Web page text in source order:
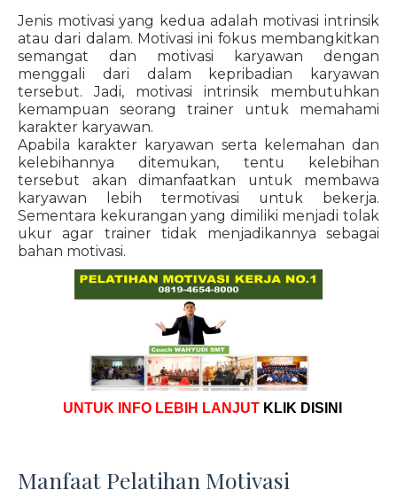
Jenis motivasi yang kedua adalah motivasi intrinsik
atau dari dalam. Motivasi ini fokus membangkitkan
semangat dan motivasi karyawan dengan
menggali dari dalam kepribadian karyawan
tersebut. Jadi, motivasi intrinsik membutuhkan
kemampuan seorang trainer untuk memahami
karakter karyawan.
Apabila karakter karyawan serta kelemahan dan
kelebihannya ditemukan, tentu kelebihan
tersebut akan dimanfaatkan untuk membawa
karyawan lebih termotivasi untuk bekerja.
Sementara kekurangan yang dimiliki menjadi tolak
ukur agar trainer tidak menjadikannya sebagai
bahan motivasi.
UNTUK INFO LEBIH LANJUT KLIK DISINI
Manfaat Pelatihan Motivasi